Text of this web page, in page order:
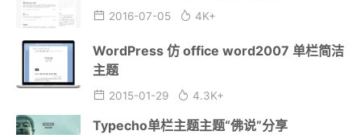
2016-07-05 4K+
WordPress 仿 office word2007 单栏简洁
主题
2015-01-29 4.3K+
Typecho单栏主题主题“佛说”分享